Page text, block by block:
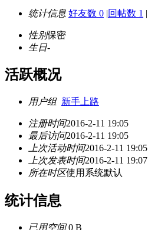
统计信息 好友数 0 |回帖数 1 |
性别保密
生日-
活跃概况
用户组 新手上路
注册时间2016-2-11 19:05
最后访问2016-2-11 19:05
上次活动时间2016-2-11 19:05
上次发表时间2016-2-11 19:07
所在时区使用系统默认
统计信息
已用空间0 B